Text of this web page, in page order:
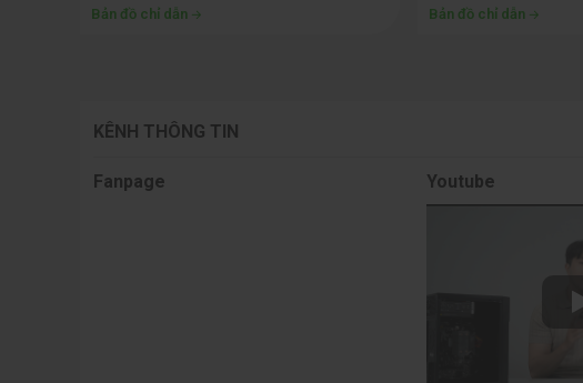
Bản đồ chỉ dẫn
Bản đồ chỉ dẫn
KÊNH THÔNG TIN
Fanpage Youtube